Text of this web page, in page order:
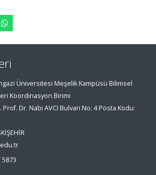
Üniversitesi Meşelik Kampüsü Bilimsel
Koordinasyon Birimi
Dr. Nabi AVCI Bulvarı No: 4 Posta Kodu:
5873